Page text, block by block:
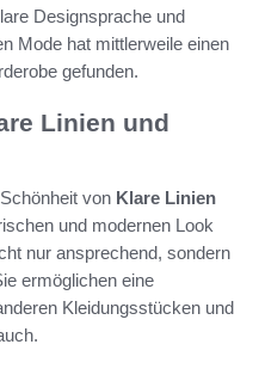
Designsprache und
Mode hat mittlerweile einen
gefunden.
Linien und
von Klare Linien
und modernen Look
nur ansprechend, sondern
ermöglichen eine
Kleidungsstücken und